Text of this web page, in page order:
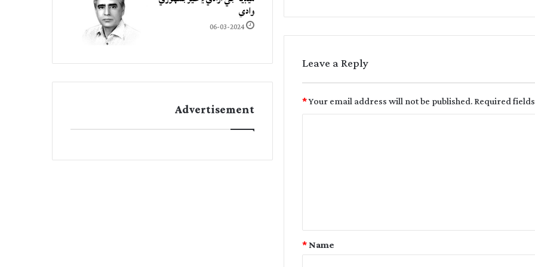
Leave a Reply
Your email address will not be published.Required
*
Name
*
وادي
06-03-2024
Advertisement